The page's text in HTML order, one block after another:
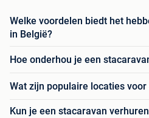
Welke voordelen biedt het
in België?
Hoe onderhou je een
Wat zijn populaire locaties
Kun je een stacaravan